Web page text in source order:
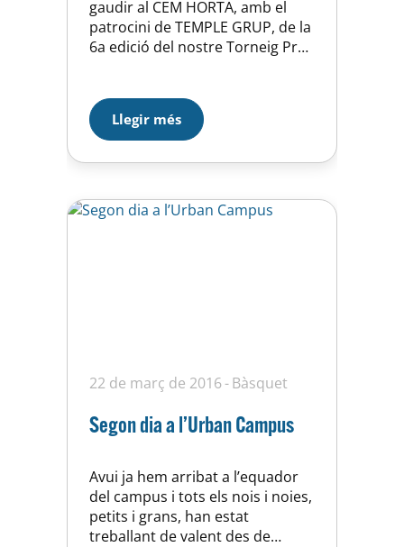
gaudir al CEM HORTA, amb el
patrocini de TEMPLE GRUP, de la
6a edició del nostre Torneig Pre
disputar-se el dia 3 a la tarda en
un molt bon ambient de
Bàsquet. Un…
Llegir més
22 de març de 2016 Bàsquet
Segon dia a l’Urban Campus
Avui ja hem arribat a l’equador
del campus i tots els nois i noies,
petits i grans, han estat
treballant de valent des de